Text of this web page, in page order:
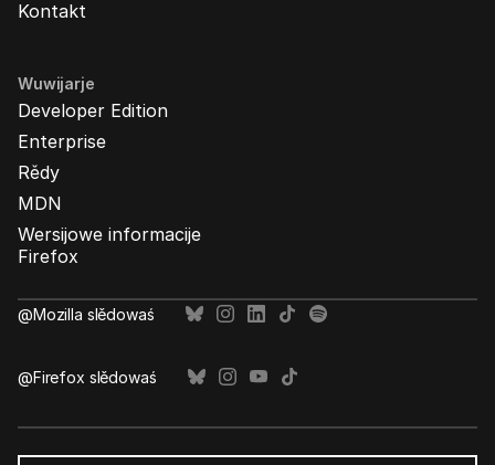
Kontakt
Wuwijarje
Developer Edition
Enterprise
Rědy
MDN
Wersijowe informacije
Firefox
@Mozilla slědowaś
@Firefox slědowaś